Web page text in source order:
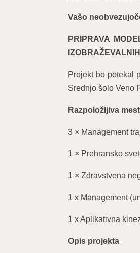
Vašo
PRIPRAVA
Projekt bo potekal
Srednjo šolo Veno
Razpoložljiva
3 × Management
1 × Prehransko
1 × Zdravstvena
1 x Management
1 x Aplikativna
Opis projekta